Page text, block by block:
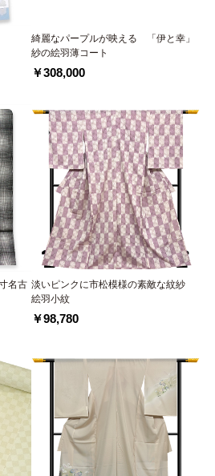
綺麗なパープルが映える 「伊と幸」
紗の絵羽薄コート
￥308,000
名古 淡いピンクに市松模様の素敵な紋紗
絵羽小紋
￥98,780